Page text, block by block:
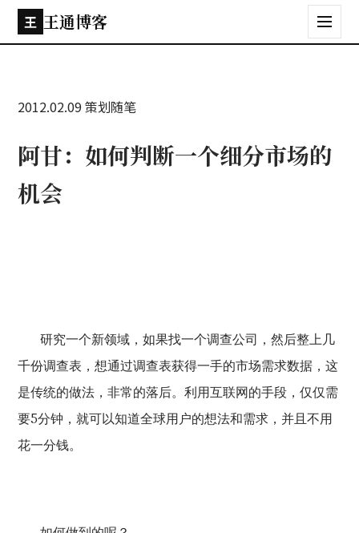
王 王通博客
2012.02.09策划随笔
阿甘：如何判断一个细分市场的
机会
研究一个新领域，如果找一个调查公司，然后整上几
千份调查表，想通过调查表获得一手的市场需求数据，这
是传统的做法，非常的落后。利用互联网的手段，仅仅需
要5分钟，就可以知道全球用户的想法和需求，并且不用
花一分钱。